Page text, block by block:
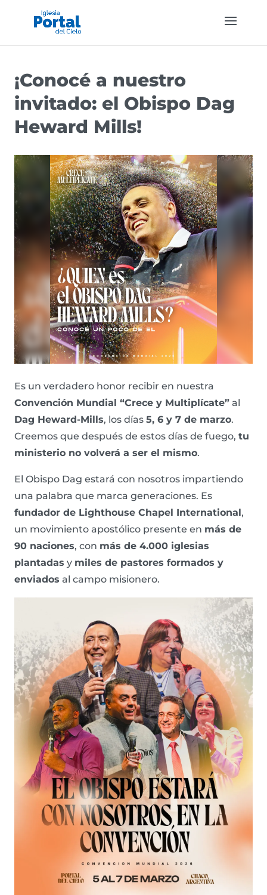
¡Conocé a nuestro
invitado: el Obispo Dag
Heward Mills!
Es un verdadero honor recibir en nuestra
Convención Mundial “Crece y Multiplícate” al
Dag Heward-Mills, los días 5, 6 y 7 de marzo.
Creemos que después de estos días de fuego, tu
ministerio no volverá a ser el mismo.
El Obispo Dag estará con nosotros impartiendo
una palabra que marca generaciones. Es
fundador de Lighthouse Chapel International,
un movimiento apostólico presente en más de
90 naciones, con más de 4.000 iglesias
plantadas y miles de pastores formados y
enviados al campo misionero.